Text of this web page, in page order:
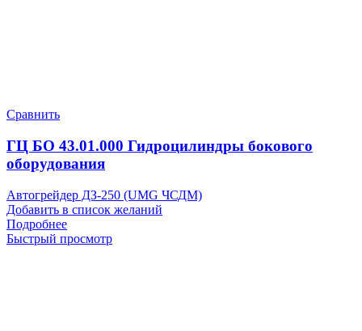
Сравнить
ГЦ БО 43.01.000 Гидроцилиндры бокового
оборудования
Автогрейдер ДЗ-250 (UMG ЧСДМ)
Добавить в список желаний
Подробнее
Быстрый просмотр